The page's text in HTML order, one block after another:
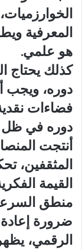
المعرفية
هو علمي.
كذلك يحتاج
دوره، ويجب
فضاءات
دوره في ظل
أنتجت
المثقفين،
القيمة
منطق
ضرورة
الرقمي،